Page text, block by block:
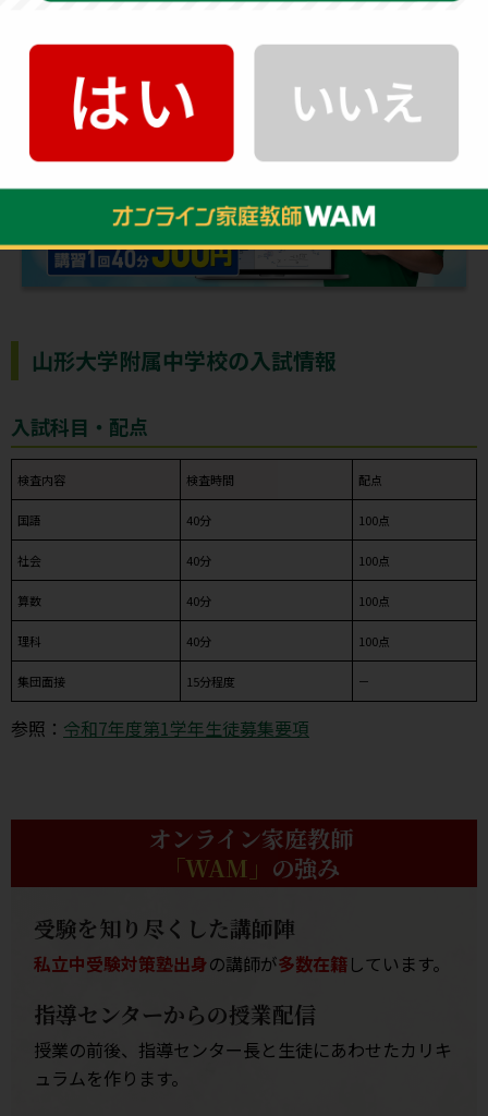
オンライン家庭教師
授業
山形大学附属中学校の入試情報
入試科目・配点
検査内容 検査時間 配点
国語 40分 100点
社会 40分 100点
算数 40分 100点
理科 40分 100点
集団面接 15分程度 －
参照： 令和7年度第1学年生徒募集要項
オンライン家庭教師
「WAM」 の強み
受験を知り尽くした講師陣
私立中受験対策塾出身の講師が多数在籍しています。
指導センターからの授業配信
授業の前後、指導センター長と生徒にあわせたカリキ
ュラムを作ります。